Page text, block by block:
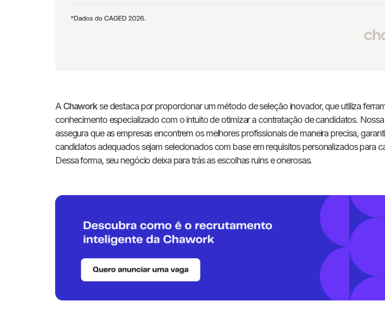
A Chaworkse destaca por proporcionar um método de seleção inovador, que utiliza
conhecimento especializado com o intuito de otimizar a contratação de candidatos.
assegura que as empresas encontrem os melhores profissionais de maneira precisa,
candidatos adequados sejam selecionados com base em requisitos personalizados para
Dessa forma, seu negócio deixa para trás as escolhas ruins e onerosas.